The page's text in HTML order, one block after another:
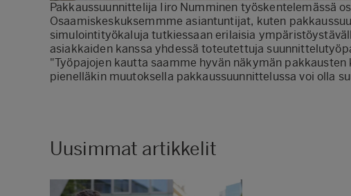
Pakkaussuunnittelija Iiro Numminen työskentelemässä
Osaamiskeskuksemmme asiantuntijat, kuten
simulointityökaluja tutkiessaan erilaisia
asiakkaiden kanssa yhdessä toteutettuja
"Työpajojen kautta saamme hyvän näkymän
pienelläkin muutoksella pakkaussuunnittelussa voi olla
Uusimmat artikkelit